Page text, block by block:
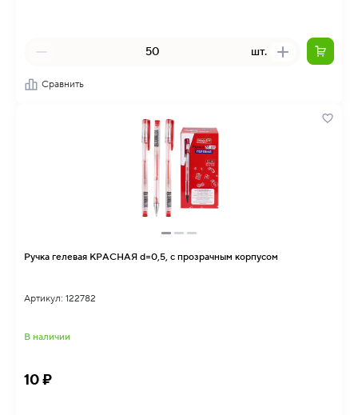
шт.
Сравнить
Ручка гелевая КРАСНАЯ d=0,5, с прозрачным корпусом
Артикул: 122782
В наличии
10 ₽